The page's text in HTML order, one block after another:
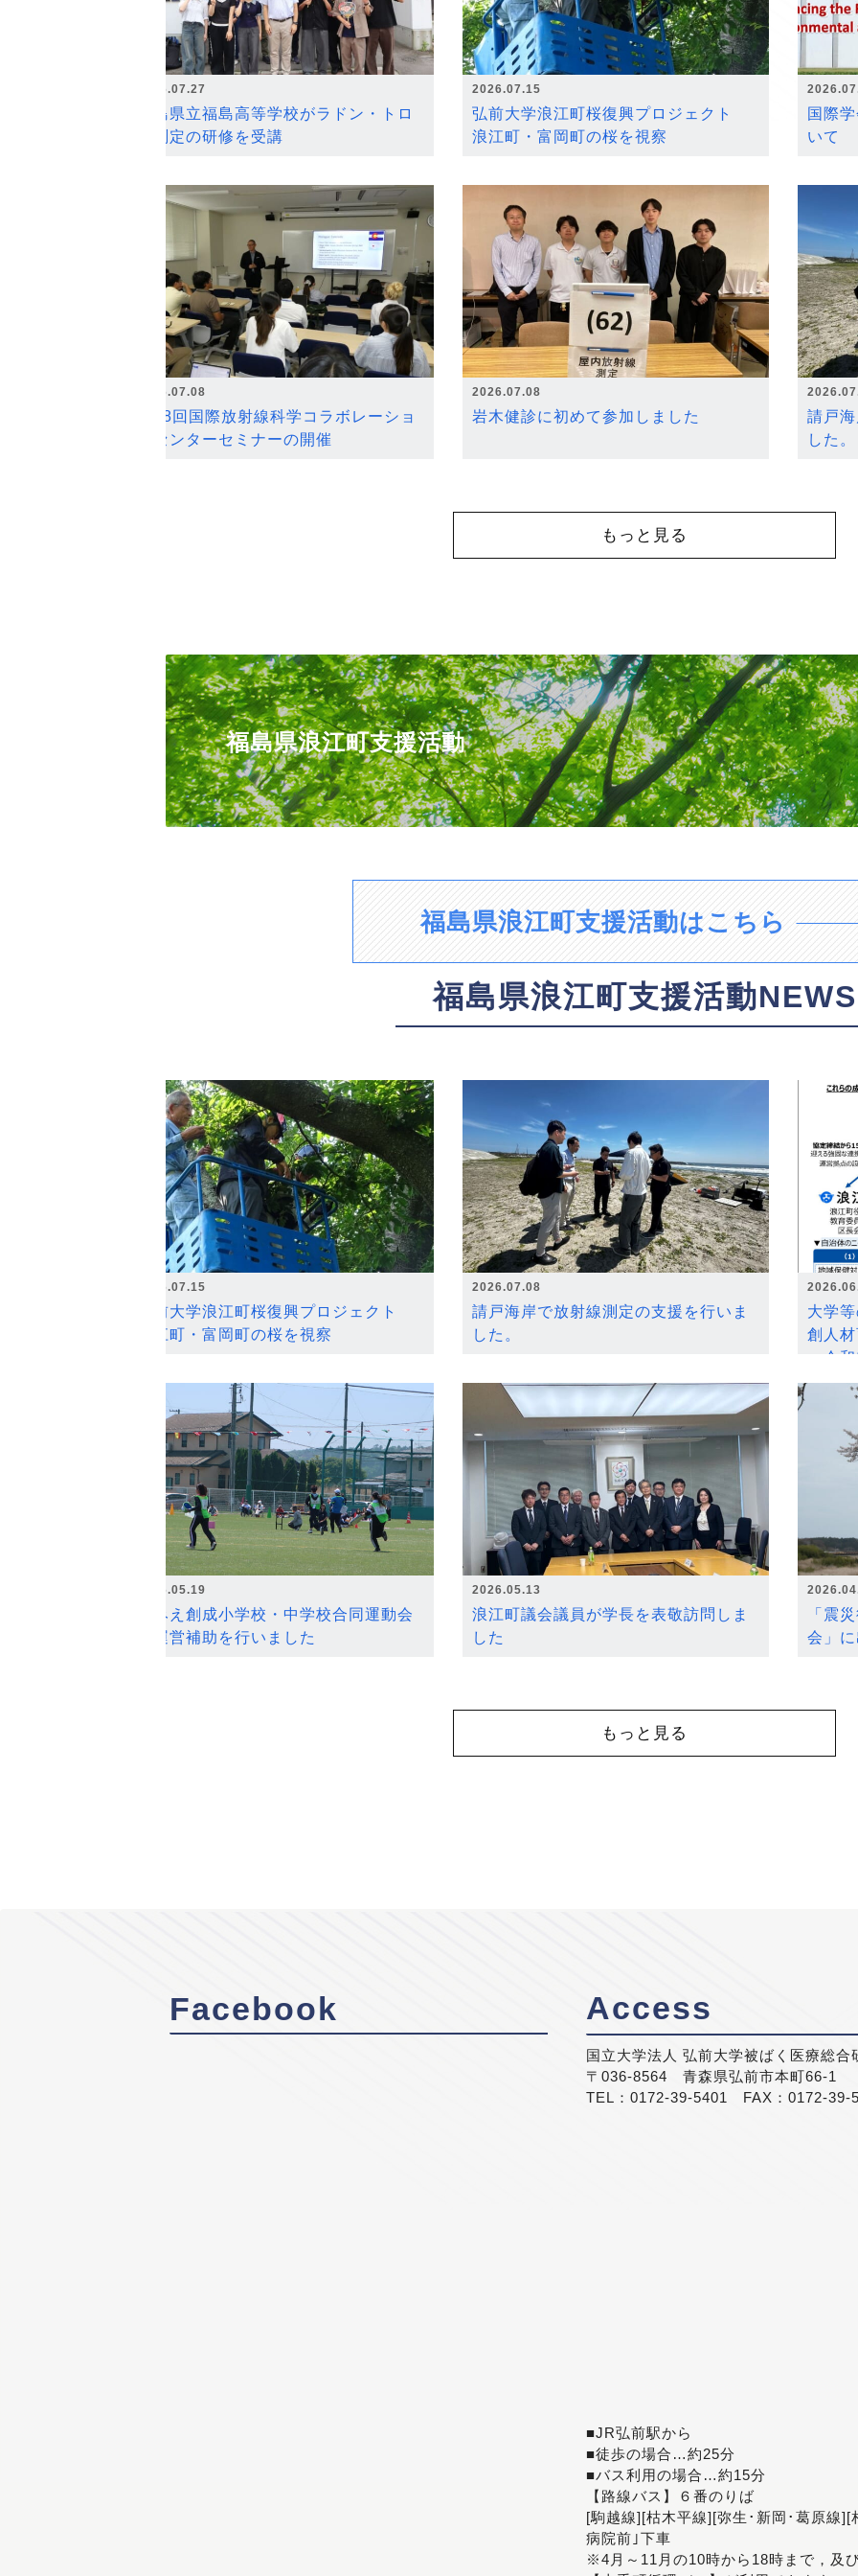
2026.07.27
福島県立福島高等学校がラドン・トロ
ン測定の研修を受講
2026.07.15
弘前大学浪江町桜復興プロジェクト
浪江町・富岡町の桜を視察
国際
いて
2026.07.08
第18回国際放射線科学コラボレーショ
ンセンターセミナーの開催
2026.07.08
岩木健診に初めて参加しました
請戸
した。
もっと見る
福島県浪江町支援活動
福島県浪江町支援活動はこちら
福島県浪江町支援活動NEWS
2026.07.15
弘前大学浪江町桜復興プロジェクト
浪江町・富岡町の桜を視察
2026.07.08
請戸海岸で放射線測定の支援を行いま
した。
大学
創人
～令
2026.05.19
なみえ創成小学校・中学校合同運動会
の運営補助を行いました
2026.05.13
浪江町議会議員が学長を表敬訪問しま
した
「震
会」
もっと見る
Facebook Access
国立大学法人 弘前大学被ばく医療総合
〒036-8564 青森県弘前市本町66-1
TEL：0172-39-5401 FAX：0172-39-
■JR弘前駅から
■徒歩の場合…約25分
■バス利用の場合…約15分
【路線バス】６番のりば
[駒越線][枯木平線][弥生･新岡･葛原線
病院前｣下車
※4月～11月の10時から18時まで，及